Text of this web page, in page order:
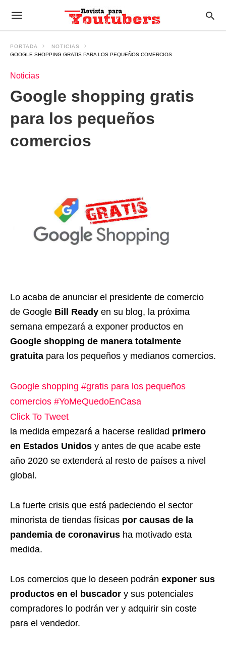
PORTADA
NOTICIAS
GOOGLE SHOPPING GRATIS PARA LOS PEQUEÑOS COMERCIOS
Noticias
Google shopping gratis
para los pequeños
comercios
Lo acaba de anunciar el presidente de comercio
de Google Bill Ready en su blog, la próxima
semana empezará a exponer productos en
Google shopping de manera totalmente
gratuita para los pequeños y medianos comercios.
Google shopping #gratis para los pequeños
comercios #YoMeQuedoEnCasa
Click To Tweet
la medida empezará a hacerse realidad primero
en Estados Unidos y antes de que acabe este
año 2020 se extenderá al resto de países a nivel
global.
La fuerte crisis que está padeciendo el sector
minorista de tiendas físicas por causas de la
pandemia de coronavirus ha motivado esta
medida.
Los comercios que lo deseen podrán exponer sus
productos en el buscador y sus potenciales
compradores lo podrán ver y adquirir sin coste
para el vendedor.